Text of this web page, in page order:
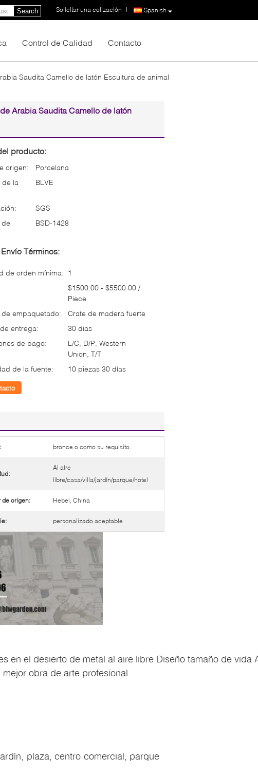
Spanish
Solicitar una cotización |
Search
Control de Calidad Contacto
Saudita Camello de latón Escultura de animal
Arabia Saudita Camello de latón
producto:
origen:
Porcelana
de la
BLVE
SGS
de
BSD-1428
Términos:
de orden mínima: 1
$1500.00 - $5500.00 /
Piece
de empaquetado:
Crate de madera fuerte
entrega:
30 dias
de pago:
L/C, D/P, Western
Union, T/T
de la fuente:
10 piezas 30 días
bronce o como su requisito.
Al aire
libre/casa/villa/jardín/parque/hotel
de origen: Hebei, China
personalizado aceptable
en el desierto de metal al aire libre Diseño tamaño de
obra de arte profesional
plaza, centro comercial, parque